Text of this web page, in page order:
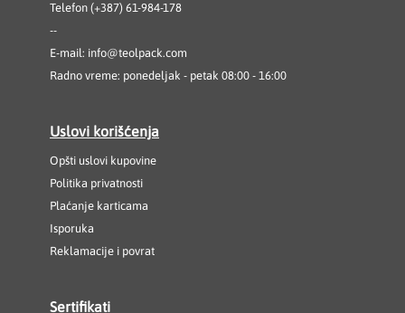
Telefon (+387) 61-984-178
--
E-mail: info@teolpack.com
Radno vreme: ponedeljak - petak 08:00 - 16:00
Uslovi korišćenja
Opšti uslovi kupovine
Politika privatnosti
Plaćanje karticama
Isporuka
Reklamacije i povrat
Sertifikati